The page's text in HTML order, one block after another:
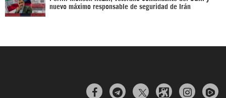
nuevo máximo responsable de seguridad de Irán
  